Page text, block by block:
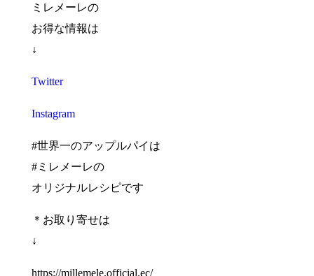
ミレメーレの
お得な情報は
↓
Twitter
Instagram
#世界一のアップルパイは
#ミレメーレの
オリジナルレシピです
＊お取り寄せは
↓
https://millemele.official.ec/